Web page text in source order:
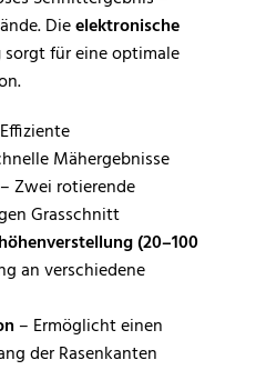
Dieelektronische
sorgt für eine optimale
Mähergebnisse
Zwei rotierende
Grasschnitt
(20–100
an verschiedene
– Ermöglicht einen
der Rasenkanten